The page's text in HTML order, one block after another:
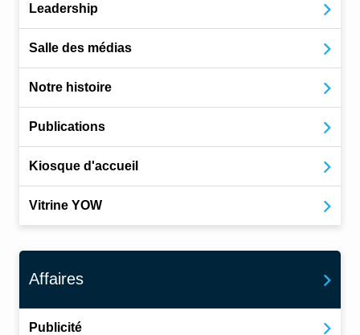
Leadership
Salle des médias
Notre histoire
Publications
Kiosque d'accueil
Vitrine YOW
Affaires
Publicité